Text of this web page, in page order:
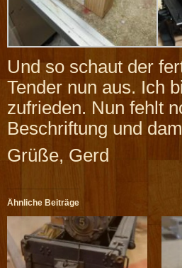
Und so schaut der
Tender nun aus. Ich
zufrieden. Nun fehlt
Beschriftung und
Grüße, Gerd
Ähnliche Beiträge